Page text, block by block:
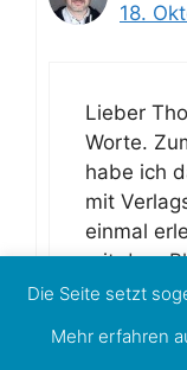
18.
Lieber
Worte.
habe ich
mit
einmal
mit dem
oder?“ –
Die Seite setzt
Mehr erfahren